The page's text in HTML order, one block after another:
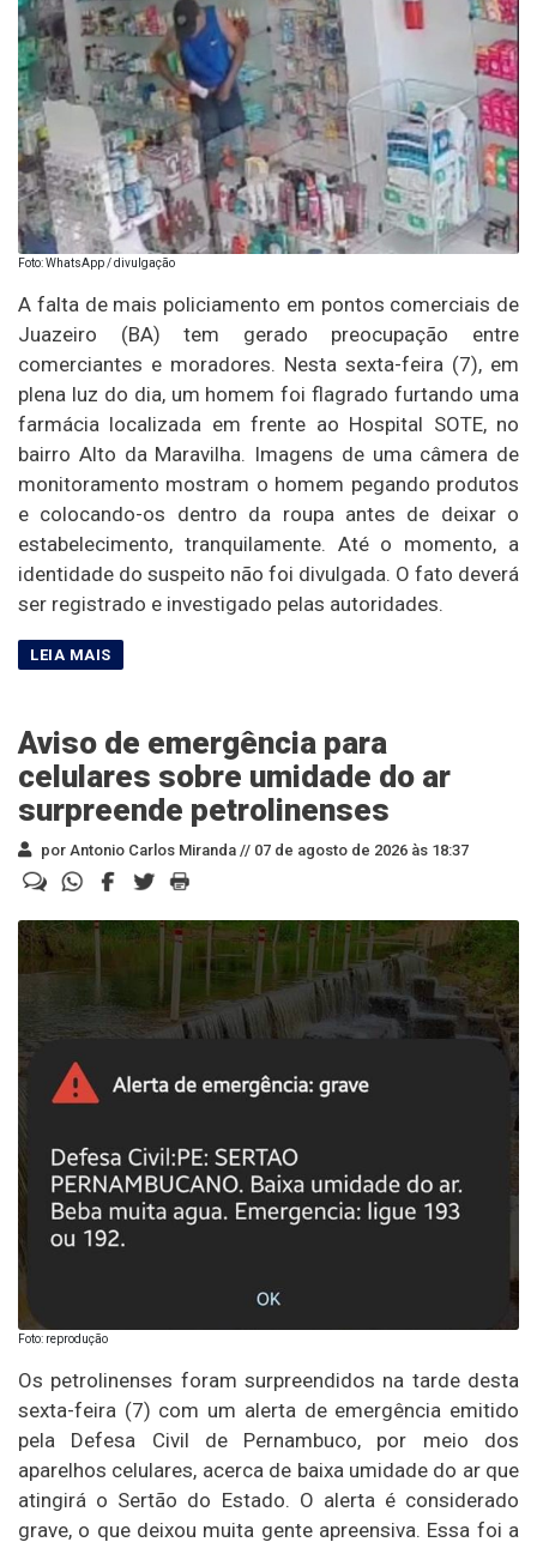
Foto: WhatsApp / divulgação
A falta de mais policiamento em pontos comerciais de
Juazeiro (BA) tem gerado preocupação entre
comerciantes e moradores. Nesta sexta-feira (7), em
plena luz do dia, um homem foi flagrado furtando uma
farmácia localizada em frente ao Hospital SOTE, no
bairro Alto da Maravilha. Imagens de uma câmera de
monitoramento mostram o homem pegando produtos
e colocando-os dentro da roupa antes de deixar o
estabelecimento, tranquilamente. Até o momento, a
identidade do suspeito não foi divulgada. O fato deverá
ser registrado e investigado pelas autoridades.
Aviso de emergência para
celulares sobre umidade do ar
surpreende petrolinenses
por Antonio Carlos Miranda // 07 de agosto de 2026 às 18:37
Foto: reprodução
Os petrolinenses foram surpreendidos na tarde desta
sexta-feira (7) com um alerta de emergência emitido
pela Defesa Civil de Pernambuco, por meio dos
aparelhos celulares, acerca de baixa umidade do ar que
atingirá o Sertão do Estado. O alerta é considerado
grave, o que deixou muita gente apreensiva. Essa foi a